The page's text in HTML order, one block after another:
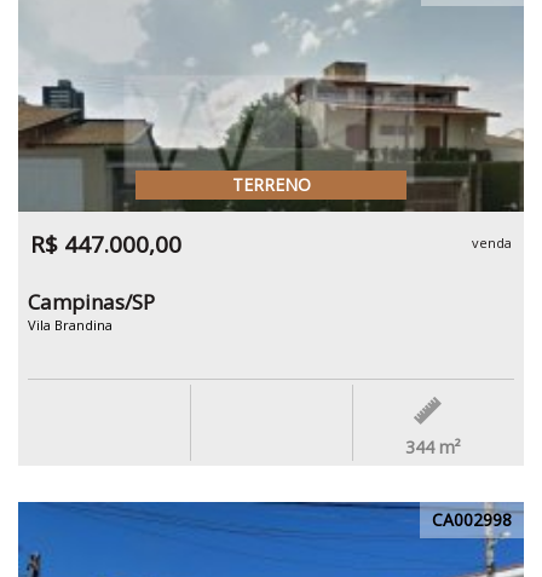
TERRENO
R$ 447.000,00 venda
Campinas/SP
Vila Brandina
344 m²
CA002998